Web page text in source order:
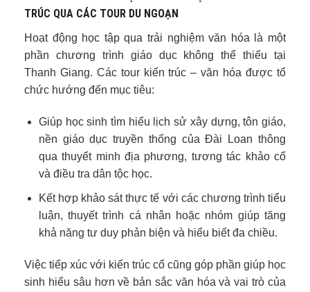
TRÚC QUA CÁC TOUR DU NGOẠN
Hoạt động học tập qua trải nghiệm văn hóa là một
phần chương trình giáo dục không thể thiếu tại
Thanh Giang. Các tour kiến trúc – văn hóa được tổ
chức hướng đến mục tiêu:
Giúp học sinh tìm hiểu lịch sử xây dựng, tôn giáo,
nền giáo dục truyền thống của Đài Loan thông
qua thuyết minh địa phương, tương tác khảo cổ
và điều tra dân tộc học.
Kết hợp khảo sát thực tế với các chương trình tiểu
luận, thuyết trình cá nhân hoặc nhóm giúp tăng
khả năng tư duy phản biện và hiểu biết đa chiều.
Việc tiếp xúc với kiến trúc cổ cũng góp phần giúp học
sinh hiểu sâu hơn về bản sắc văn hóa và vai trò của